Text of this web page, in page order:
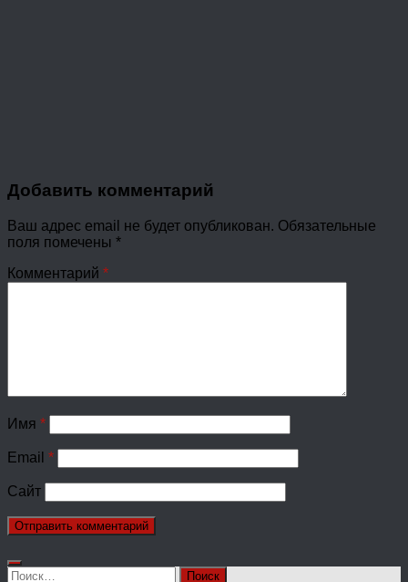
Добавить комментарий
Ваш адрес email не будет опубликован. Обязательные
поля помечены *
Комментарий *
Имя *
Email *
Сайт
Найти: